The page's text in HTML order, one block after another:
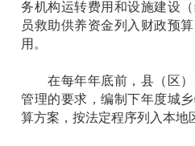
务机构运转费用和设施建设
员救助供养资金列入财政预
用。
在每年年底前，县（区）
管理的要求，编制下年度城
算方案，按法定程序列入本地